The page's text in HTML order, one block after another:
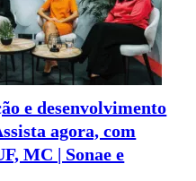
e desenvolvimento
agora, com
MC | Sonae e